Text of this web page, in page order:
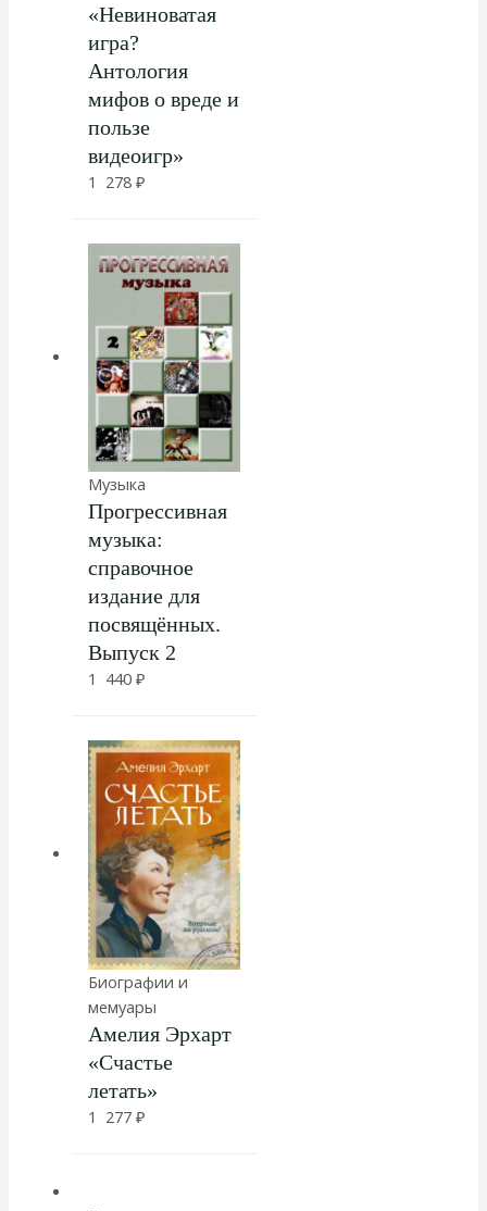
«Невиноватая
игра?
Антология
мифов о вреде и
пользе
видеоигр»
1 278 ₽
Музыка
Прогрессивная
музыка:
справочное
издание для
посвящённых.
Выпуск 2
1 440 ₽
Биографии и
мемуары
Амелия Эрхарт
«Счастье
летать»
1 277 ₽